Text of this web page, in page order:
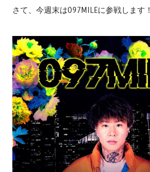
さて、今週末は097MILEに参戦します！